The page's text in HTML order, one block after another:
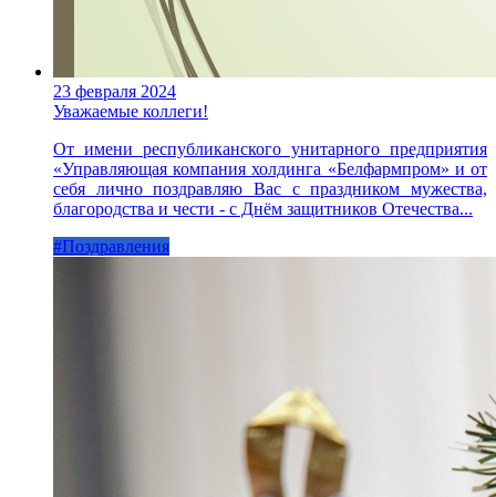
23 февраля 2024
Уважаемые коллеги!
От имени республиканского унитарного предприятия
«Управляющая компания холдинга «Белфармпром» и от
себя лично поздравляю Вас с праздником мужества,
благородства и чести - с Днём защитников Отечества...
#Поздравления